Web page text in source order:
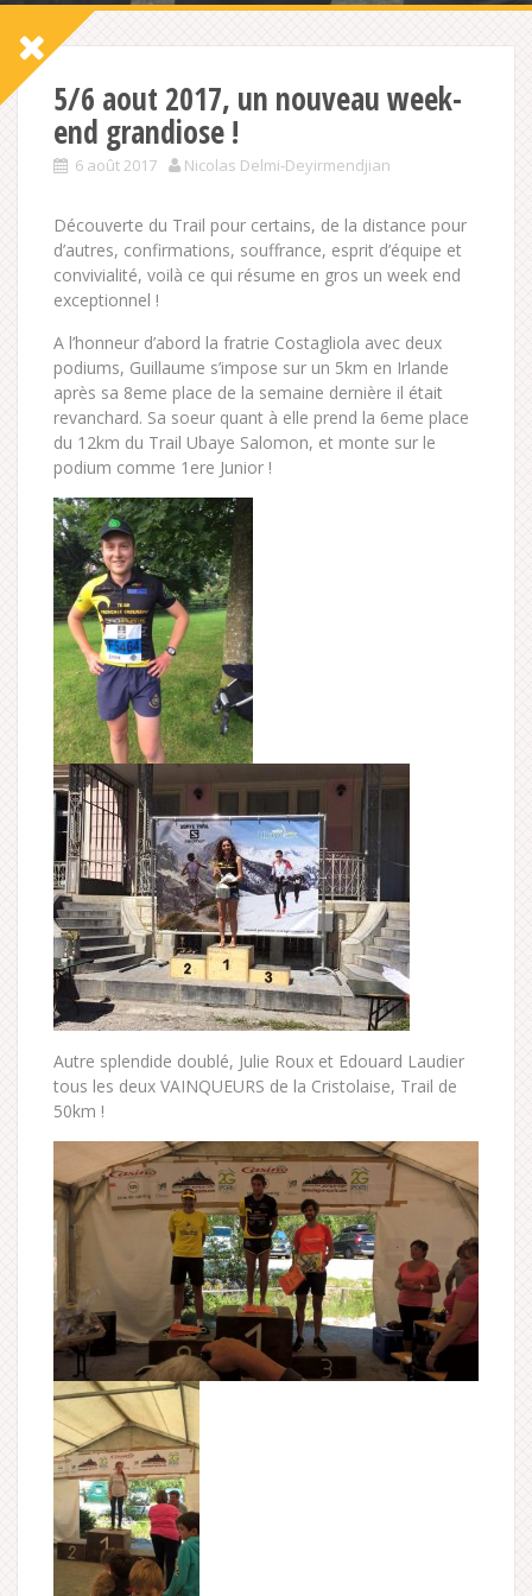
5/6 aout 2017, un nouveau week-
end grandiose !
6 août 2017 Nicolas Delmi-Deyirmendjian
Découverte du Trail pour certains, de la distance pour
d’autres, confirmations, souffrance, esprit d’équipe et
convivialité, voilà ce qui résume en gros un week end
exceptionnel !
A l’honneur d’abord la fratrie Costagliola avec deux
podiums, Guillaume s’impose sur un 5km en Irlande
après sa 8eme place de la semaine dernière il était
revanchard. Sa soeur quant à elle prend la 6eme place
du 12km du Trail Ubaye Salomon, et monte sur le
podium comme 1ere Junior !
Autre splendide doublé, Julie Roux et Edouard Laudier
tous les deux VAINQUEURS de la Cristolaise, Trail de
50km !